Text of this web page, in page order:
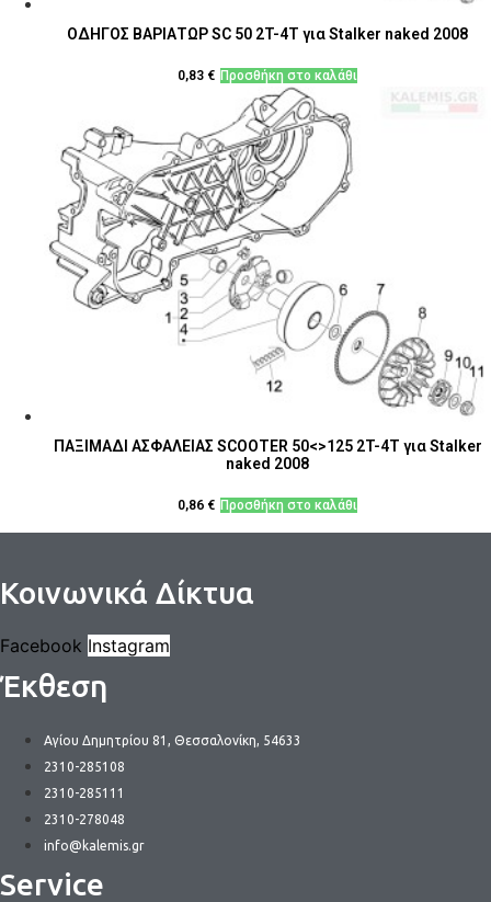
ΟΔΗΓΟΣ ΒΑΡΙΑΤΩΡ SC 50 2T-4Τ για Stalker naked 2008
0,83 € Προσθήκη στο καλάθι
ΠΑΞΙΜΑΔΙ ΑΣΦΑΛΕΙΑΣ SCOOTER 50<>125 2T-4T για Stalker
naked 2008
0,86 € Προσθήκη στο καλάθι
Κοινωνικά Δίκτυα
Facebook Instagram
Έκθεση
Αγίου Δημητρίου 81, Θεσσαλονίκη, 54633
2310-285108
2310-285111
2310-278048
info@kalemis.gr
Service